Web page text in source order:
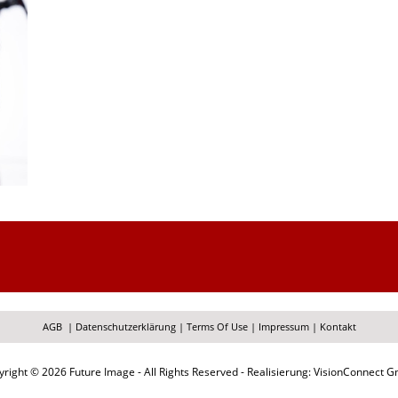
AGB | Datenschutzerklärung| Terms Of Use| Impressum| Kontakt
© 2026 Future Image - All Rights Reserved - Realisierung: VisionConnect